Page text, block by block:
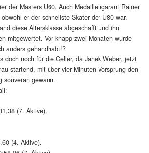
der Masters U60. Auch Medaillengarant Rainer
er der schnellste Skater der Ü80 war.
diese Altersklasse abgeschafft und ihn
mitgewertet. Vor knapp zwei Monaten wurde
anders gehandhabt!?
doch noch für die Celler, da Janek Weber, jetzt
startend, mit über vier Minuten Vorsprung den
souverän gewann.
(7. Aktive).
(4. Aktive).